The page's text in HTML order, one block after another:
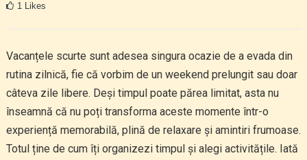
1 Likes
Vacanțele scurte sunt adesea singura ocazie de a evada din
rutina zilnică, fie că vorbim de un weekend prelungit sau doar
câteva zile libere. Deși timpul poate părea limitat, asta nu
înseamnă că nu poți transforma aceste momente într-o
experiență memorabilă, plină de relaxare și amintiri frumoase.
Totul ține de cum îți organizezi timpul și alegi activitățile. Iată